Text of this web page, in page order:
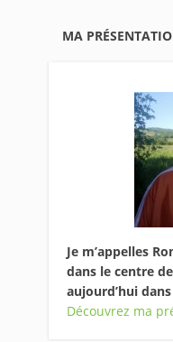
MA
Je m’appelles
dans le centre
aujourd’hui
Découvrez ma